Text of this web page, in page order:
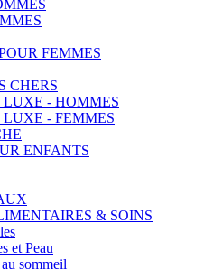
FEMMES
CHERS
LUXE - HOMMES
LUXE - FEMMES
ENFANTS
& SOINS
et Peau
sommeil